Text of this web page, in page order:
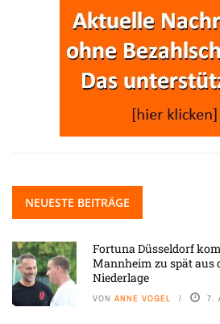
NEUESTE BEITRÄGE
Fortuna Düsseldorf
Mannheim zu spät aus
Niederlage
VON ANNE VOGEL 7.